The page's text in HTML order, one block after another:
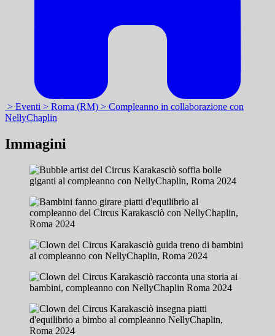
> Eventi > Roma (RM) > Compleanno in collaborazione con
NellyChaplin
Immagini